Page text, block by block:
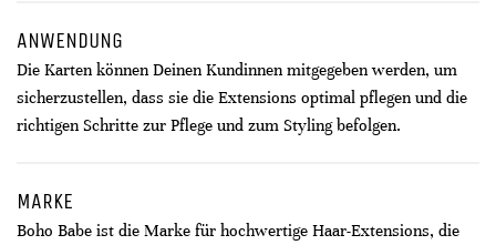
ANWENDUNG
Die Karten können Deinen Kundinnen mitgegeben werden, um
sicherzustellen, dass sie die Extensions optimal pflegen und die
richtigen Schritte zur Pflege und zum Styling befolgen.
MARKE
Boho Babe ist die Marke für hochwertige Haar-Extensions, die